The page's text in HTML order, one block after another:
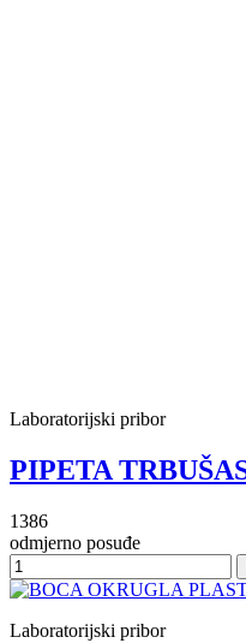
Laboratorijski pribor
PIPETA
1386
odmjerno posuđe
Laboratorijski pribor